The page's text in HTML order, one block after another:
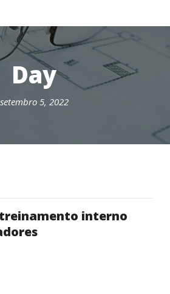
Day
setembro 5, 2022
interno